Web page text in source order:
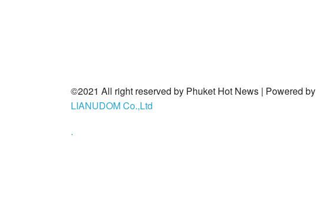
©2021 All right reserved by Phuket Hot News | Powered by
LIANUDOM Co.,Ltd
.